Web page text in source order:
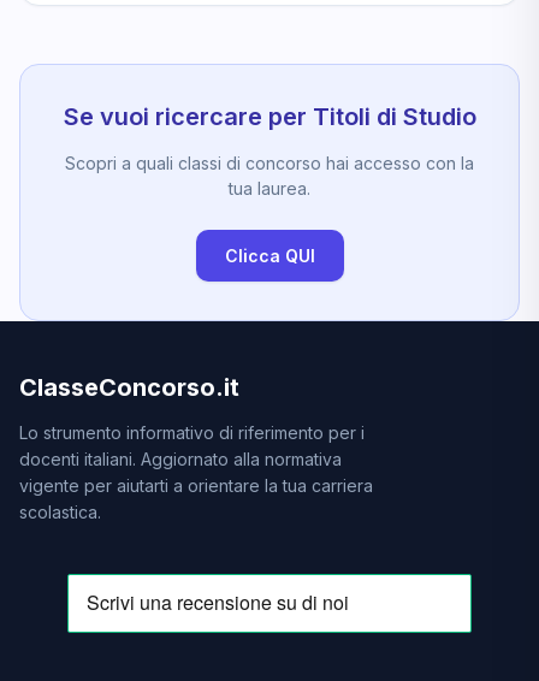
Se vuoi ricercare per Titoli di Studio
Scopri a quali classi di concorso hai accesso con la
tua laurea.
Clicca QUI
ClasseConcorso.it
Lo strumento informativo di riferimento per i
docenti italiani. Aggiornato alla normativa
vigente per aiutarti a orientare la tua carriera
scolastica.